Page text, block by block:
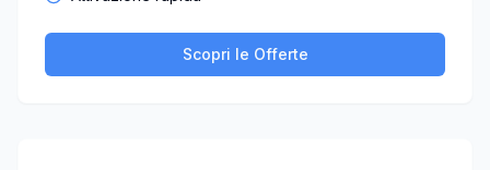
Scopri le Offerte